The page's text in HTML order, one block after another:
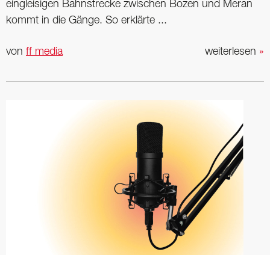
eingleisigen Bahnstrecke zwischen Bozen und Meran
kommt in die Gänge. So erklärte ...
weiterlesen »
von ff media